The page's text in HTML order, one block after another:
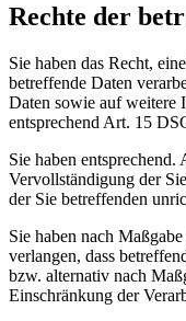
Rechte der
Sie haben das Recht,
betreffende Daten
Daten sowie auf weitere
entsprechend Art. 15
Sie haben
Vervollständigung der
der Sie betreffenden
Sie haben nach
verlangen, dass
bzw. alternativ nach
Einschränkung der